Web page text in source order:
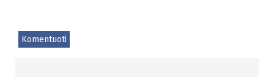
Komentuoti